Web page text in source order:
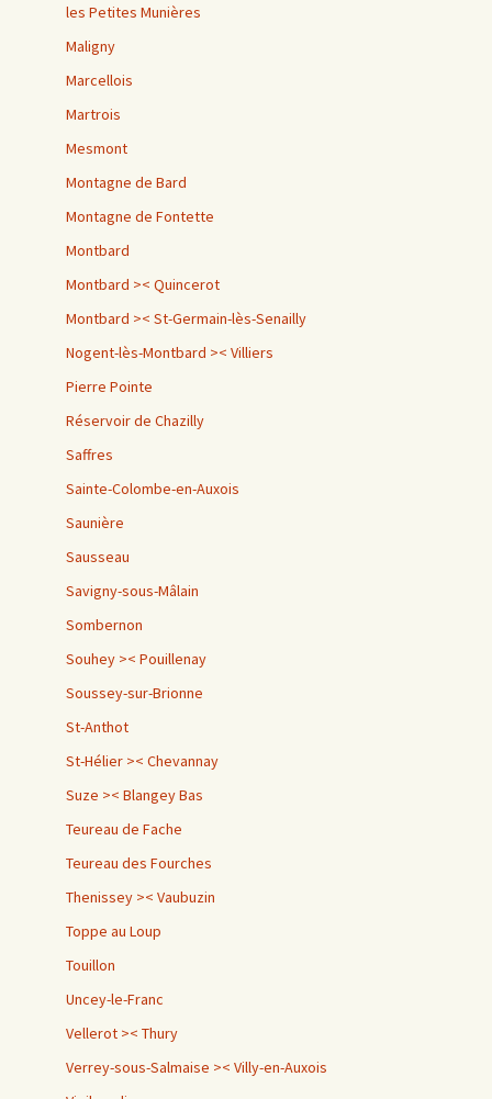
les Petites Munières
Maligny
Marcellois
Martrois
Mesmont
Montagne de Bard
Montagne de Fontette
Montbard
Montbard >< Quincerot
Montbard >< St-Germain-lès-Senailly
Nogent-lès-Montbard >< Villiers
Pierre Pointe
Réservoir de Chazilly
Saffres
Sainte-Colombe-en-Auxois
Saunière
Sausseau
Savigny-sous-Mâlain
Sombernon
Souhey >< Pouillenay
Soussey-sur-Brionne
St-Anthot
St-Hélier >< Chevannay
Suze >< Blangey Bas
Teureau de Fache
Teureau des Fourches
Thenissey >< Vaubuzin
Toppe au Loup
Touillon
Uncey-le-Franc
Vellerot >< Thury
Verrey-sous-Salmaise >< Villy-en-Auxois